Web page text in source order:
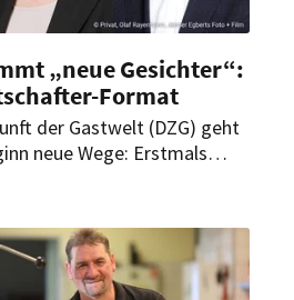
„neue Gesichter“:
Format
der Gastwelt (DZG) geht
neue Wege: Erstmals
stärkere Stimme in Politik
geben.